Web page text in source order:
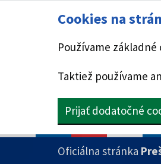
Cookies na
Používame
Taktiež používame
Prijať dodatočné
PRESKOČIŤ NA HLAVNÝ OBSAH
Oficiálna stránka